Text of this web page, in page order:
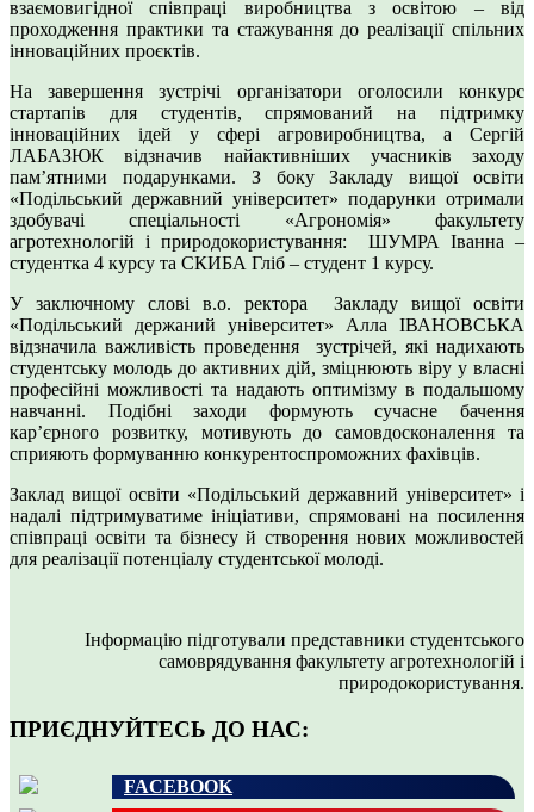
взаємовигідної співпраці виробництва з освітою – від
проходження практики та стажування до реалізації спільних
інноваційних проєктів.
На завершення зустрічі організатори оголосили конкурс
стартапів для студентів, спрямований на підтримку
інноваційних ідей у сфері агровиробництва, а Сергій
ЛАБАЗЮК відзначив найактивніших учасників заходу
пам’ятними подарунками. З боку Закладу вищої освіти
«Подільський державний університет» подарунки отримали
здобувачі спеціальності «Агрономія» факультету
агротехнологій і природокористування: ШУМРА Іванна –
студентка 4 курсу та СКИБА Гліб – студент 1 курсу.
У заключному слові в.о. ректора Закладу вищої освіти
«Подільський держаний університет» Алла ІВАНОВСЬКА
відзначила важливість проведення зустрічей, які надихають
студентську молодь до активних дій, зміцнюють віру у власні
професійні можливості та надають оптимізму в подальшому
навчанні. Подібні заходи формують сучасне бачення
кар’єрного розвитку, мотивують до самовдосконалення та
сприяють формуванню конкурентоспроможних фахівців.
Заклад вищої освіти «Подільський державний університет» і
надалі підтримуватиме ініціативи, спрямовані на посилення
співпраці освіти та бізнесу й створення нових можливостей
для реалізації потенціалу студентської молоді.
Інформацію підготували представники студентського
самоврядування факультету агротехнологій і
природокористування.
ПРИЄДНУЙТЕСЬ ДО НАС:
FACEBOOK